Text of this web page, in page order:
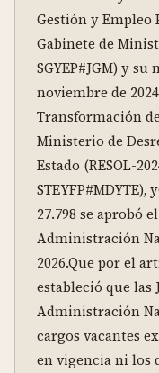
Gestión y Empleo
Gabinete de
SGYEP#JGM) y
noviembre de
Transformación
Ministerio de
Estado (RESOL-
STEYFP#MDYTE),
27.798 se aprobó
Administración
2026.Que por el
estableció que las
Administración
cargos vacantes
en vigencia ni los